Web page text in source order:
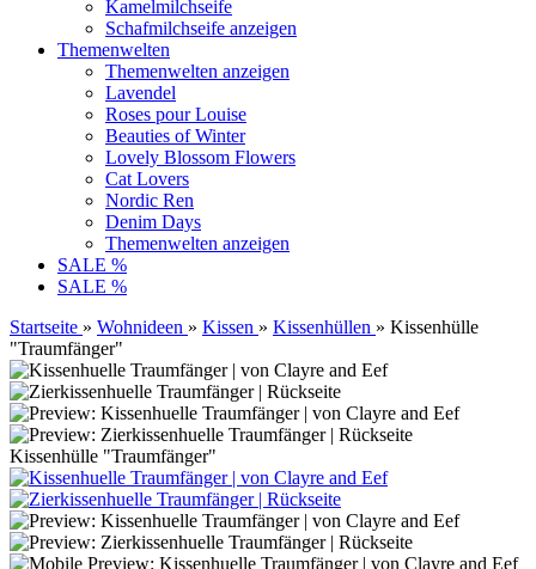
Kamelmilchseife
Schafmilchseife anzeigen
Themenwelten
Themenwelten anzeigen
Lavendel
Roses pour Louise
Beauties of Winter
Lovely Blossom Flowers
Cat Lovers
Nordic Ren
Denim Days
Themenwelten anzeigen
SALE %
SALE %
Startseite » Wohnideen » Kissen » Kissenhüllen » Kissenhülle
"Traumfänger"
Kissenhülle "Traumfänger"